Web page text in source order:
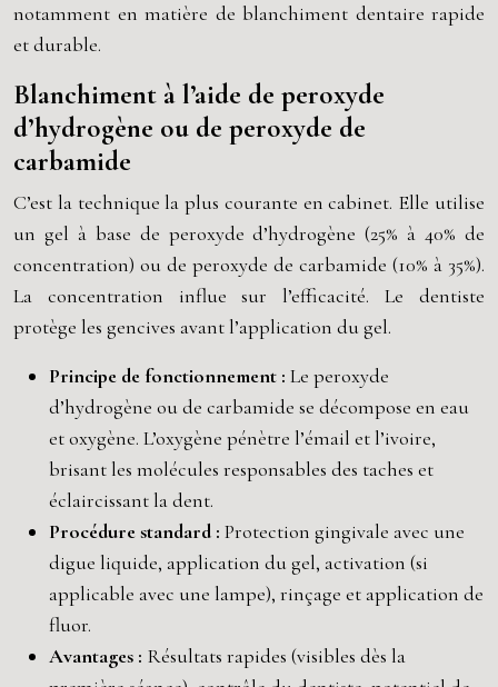
notamment en matière de blanchiment dentaire rapide
et durable.
Blanchiment à l’aide de peroxyde
d’hydrogène ou de peroxyde de
carbamide
C’est la technique la plus courante en cabinet. Elle utilise
un gel à base de peroxyde d’hydrogène (25% à 40% de
concentration) ou de peroxyde de carbamide (10% à 35%).
La concentration influe sur l’efficacité. Le dentiste
protège les gencives avant l’application du gel.
Principe de fonctionnement : Le peroxyde
d’hydrogène ou de carbamide se décompose en eau
et oxygène. L’oxygène pénètre l’émail et l’ivoire,
brisant les molécules responsables des taches et
éclaircissant la dent.
Procédure standard : Protection gingivale avec une
digue liquide, application du gel, activation (si
applicable avec une lampe), rinçage et application de
fluor.
Avantages : Résultats rapides (visibles dès la